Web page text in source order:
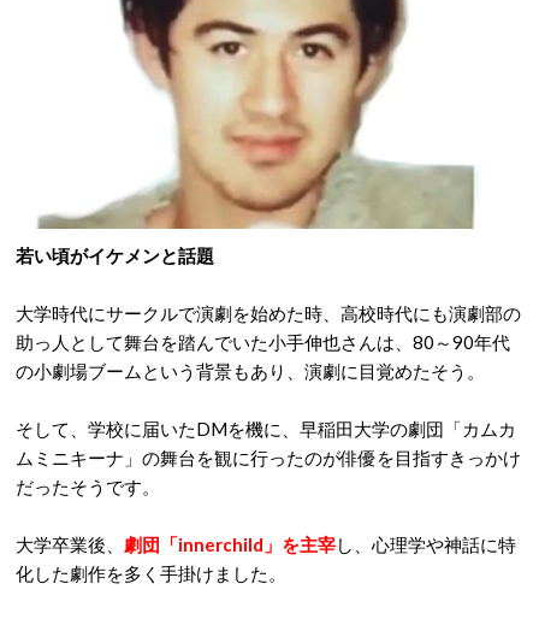
若い頃がイケメンと話題
大学時代にサークルで演劇を始めた時、高校時代にも演劇部の
助っ人として舞台を踏んでいた小手伸也さんは、80～90年代
の小劇場ブームという背景もあり、演劇に目覚めたそう。
そして、学校に届いたDMを機に、早稲田大学の劇団「カムカ
ムミニキーナ」の舞台を観に行ったのが俳優を目指すきっかけ
だったそうです。
大学卒業後、 劇団「innerchild」を主宰し、心理学や神話に特
化した劇作を多く手掛けました。